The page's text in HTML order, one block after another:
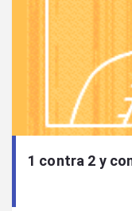
1 contra 2 y